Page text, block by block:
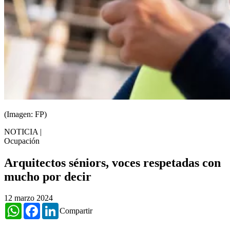
(Imagen: FP)
NOTICIA |
Ocupación
Arquitectos séniors, voces respetadas con
mucho por decir
12 marzo 2024
Compartir
WhatsAppFacebookLinkedIn